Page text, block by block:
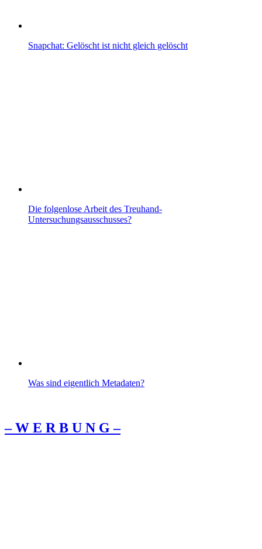
Snapchat: Gelöscht ist nicht gleich gelöscht
Die folgenlose Arbeit des Treuhand-
Untersuchungsausschusses?
Was sind eigentlich Metadaten?
– W Ε R Β U Ν G –